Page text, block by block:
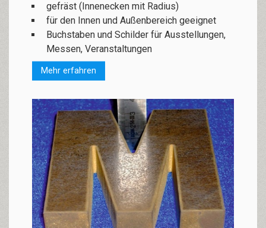
gefräst (Innenecken mit Radius)
für den Innen und Außenbereich geeignet
Buchstaben und Schilder für Aus­stel­lun­gen,
Mes­sen, Ver­an­stal­tun­gen
Mehr erfahren